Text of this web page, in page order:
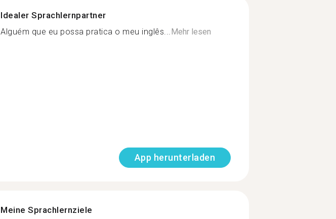
Idealer Sprachlernpartner
Alguém que eu possa pratica o meu inglês...Mehr lesen
App herunterladen
Meine Sprachlernziele